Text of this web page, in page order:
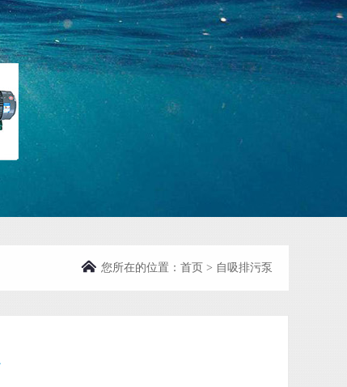
首页 > 自吸排污泵
您所在的位置：